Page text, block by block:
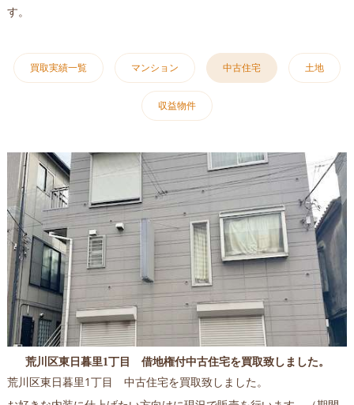
す。
買取実績一覧 マンション 中古住宅 土地
収益物件
荒川区東日暮里1丁目 借地権付中古住宅を買取致しました。
荒川区東日暮里1丁目 中古住宅を買取致しました。